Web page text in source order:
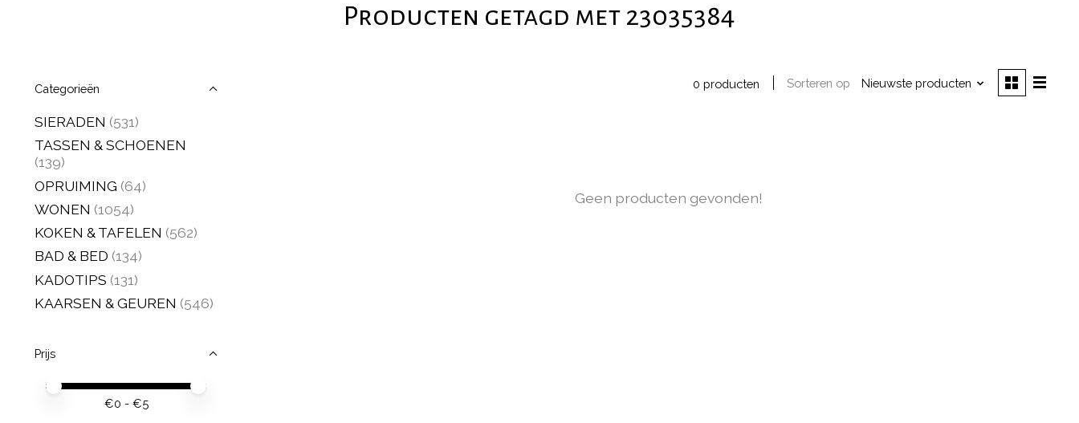
Producten getagd met 23035384
Categorieën
SIERADEN (531)
TASSEN & SCHOENEN
(139)
OPRUIMING (64)
WONEN (1054)
KOKEN & TAFELEN (562)
BAD & BED (134)
KADOTIPS (131)
KAARSEN & GEUREN (546)
Prijs
Minimale prijswaarde
Price maximum value
€0 - €5
0 producten Sorteren op Nieuwste producten
Geen producten gevonden!